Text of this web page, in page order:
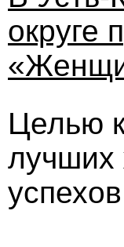
округе
Целью
лучших